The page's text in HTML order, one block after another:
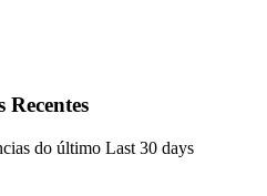
Recentes
do último Last 30 days